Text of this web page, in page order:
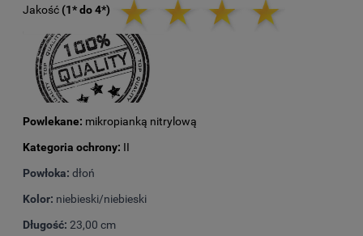
Jakość (1* do 4*)
Powlekane: mikropianką nitrylową
Kategoria ochrony: II
Powłoka: dłoń
Kolor: niebieski/niebieski
Długość: 23,00 cm